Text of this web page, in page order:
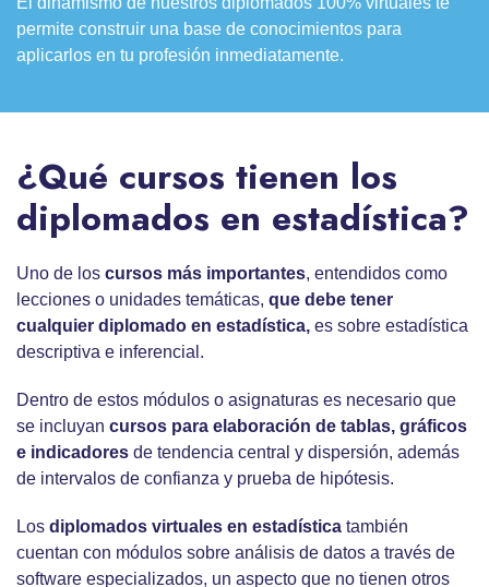
permite construir una base de conocimientos para
aplicarlos en tu profesión inmediatamente.
¿Qué cursos tienen los
diplomados en estadística?
Uno de los cursos más importantes, entendidos como
lecciones o unidades temáticas, que debe tener
cualquier diplomado en estadística, es sobre estadística
descriptiva e inferencial.
Dentro de estos módulos o asignaturas es necesario que
se incluyan cursos para elaboración de tablas, gráficos
e indicadores de tendencia central y dispersión, además
de intervalos de confianza y prueba de hipótesis.
Los diplomados virtuales en estadística también
cuentan con módulos sobre análisis de datos a través de
software especializados, un aspecto que no tienen otros